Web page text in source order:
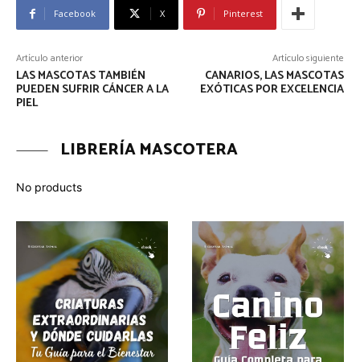
Facebook X Pinterest
Artículo anterior
LAS MASCOTAS TAMBIÉN
PUEDEN SUFRIR CÁNCER A LA
PIEL
Artículo siguiente
CANARIOS, LAS MASCOTAS
EXÓTICAS POR EXCELENCIA
LIBRERÍA MASCOTERA